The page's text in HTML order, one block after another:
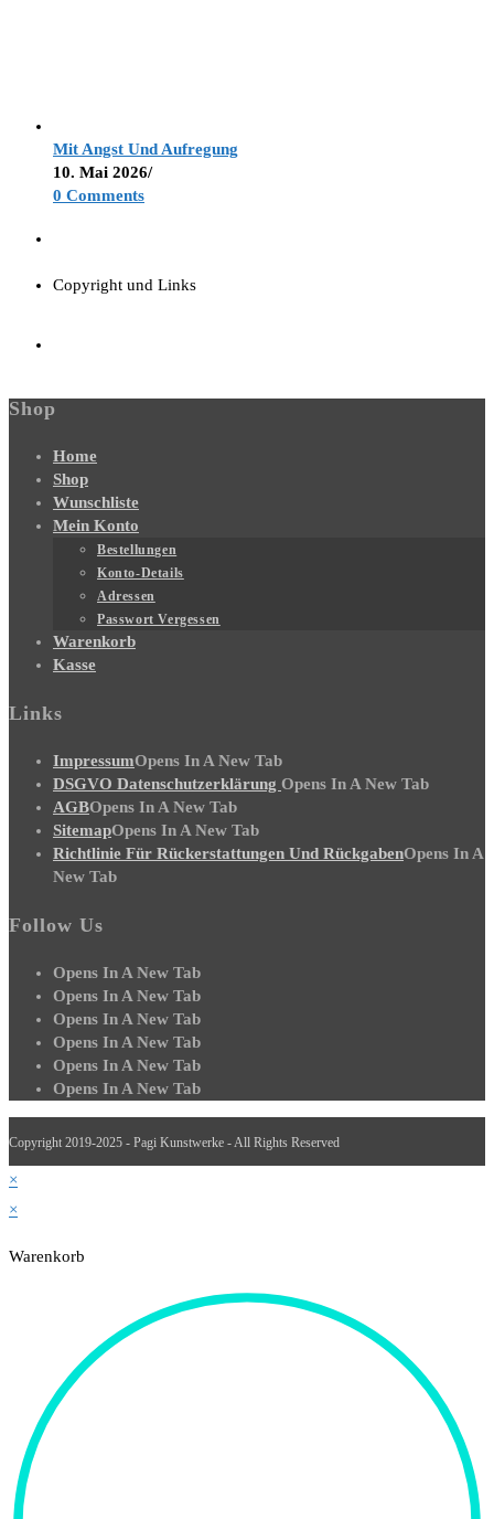
Mit Angst Und Aufregung
10. Mai 2026/
0 Comments
Copyright und Links
Shop
Home
Shop
Wunschliste
Mein Konto
Bestellungen
Konto-Details
Adressen
Passwort Vergessen
Warenkorb
Kasse
Links
ImpressumOpens In A New Tab
DSGVO Datenschutzerklärung Opens In A New Tab
AGBOpens In A New Tab
SitemapOpens In A New Tab
Richtlinie Für Rückerstattungen Und RückgabenOpens In A
New Tab
Follow Us
Opens In A New Tab
Opens In A New Tab
Opens In A New Tab
Opens In A New Tab
Opens In A New Tab
Opens In A New Tab
Copyright 2019-2025 - Pagi Kunstwerke - All Rights Reserved
×
×
Warenkorb